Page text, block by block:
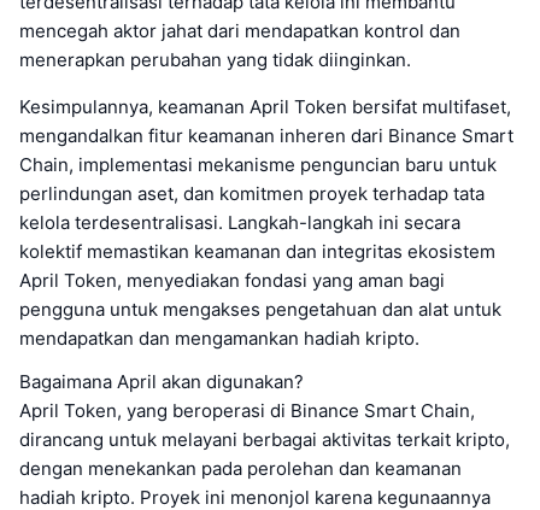
mencegah aktor jahat dari mendapatkan kontrol dan
menerapkan perubahan yang tidak diinginkan.
Kesimpulannya, keamanan April Token bersifat multifaset,
mengandalkan fitur keamanan inheren dari Binance Smart
Chain, implementasi mekanisme penguncian baru untuk
perlindungan aset, dan komitmen proyek terhadap tata
kelola terdesentralisasi. Langkah-langkah ini secara
kolektif memastikan keamanan dan integritas ekosistem
April Token, menyediakan fondasi yang aman bagi
pengguna untuk mengakses pengetahuan dan alat untuk
mendapatkan dan mengamankan hadiah kripto.
Bagaimana April akan digunakan?
April Token, yang beroperasi di Binance Smart Chain,
dirancang untuk melayani berbagai aktivitas terkait kripto,
dengan menekankan pada perolehan dan keamanan
hadiah kripto. Proyek ini menonjol karena kegunaannya